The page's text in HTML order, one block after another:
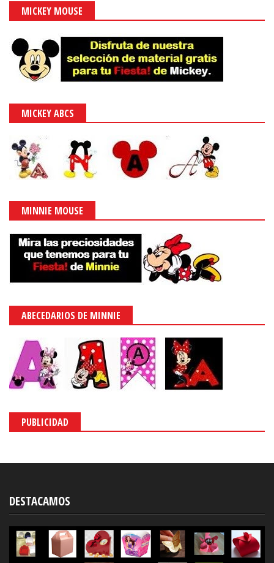
MICKEY MOUSE
MICKEY ABCS
MINNIE MOUSE
ABECEDARIOS DE MINNIE
PUBLICIDAD
DESTACAMOS